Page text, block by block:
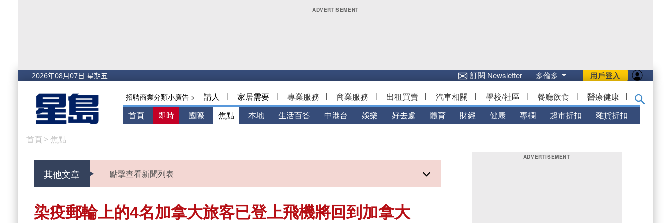
用戶登入
✉訂閱 Newsletter 多倫多
招聘商業分類小廣告 > 請人 | 家居需要 | 專業服務 | 商業服務 | 出租買賣 | 汽車相關 | 學校/社區 | 餐廳飲食 | 醫療健康 |
首頁 即時 國際 焦點 本地 生活百答 中港台 娛樂 好去處 體育 財經 健康 專欄 超市折扣 雜貨折扣
首頁 > 焦點
其他文章 點擊查看新聞列表
染疫郵輪上的4名加拿大旅客已登上飛機將回到加拿大